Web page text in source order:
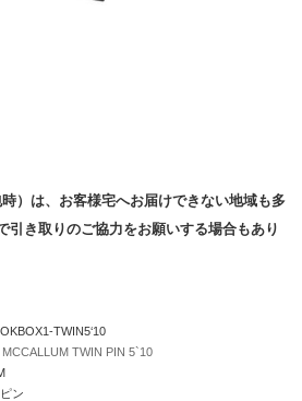
）は、お客様宅へお届けできない地域も多
引き取りのご協力をお願いする場合もあり
TWIN5‘10
TWIN PIN 5`10
ン